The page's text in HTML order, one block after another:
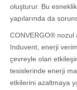
oluşturur. Bu
yapılarında da
CONVERGO® nozul
Induvent, enerji
çevreyle olan
tesislerinde enerji
etkilerini azaltmaya